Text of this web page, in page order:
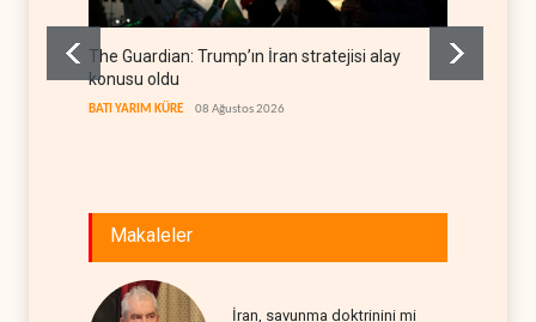
The Guardian: Trump’ın İran stratejisi alay
konusu oldu
BATI YARIM KÜRE 08 Ağustos 2026
Makaleler
İran, savunma doktrinini mi